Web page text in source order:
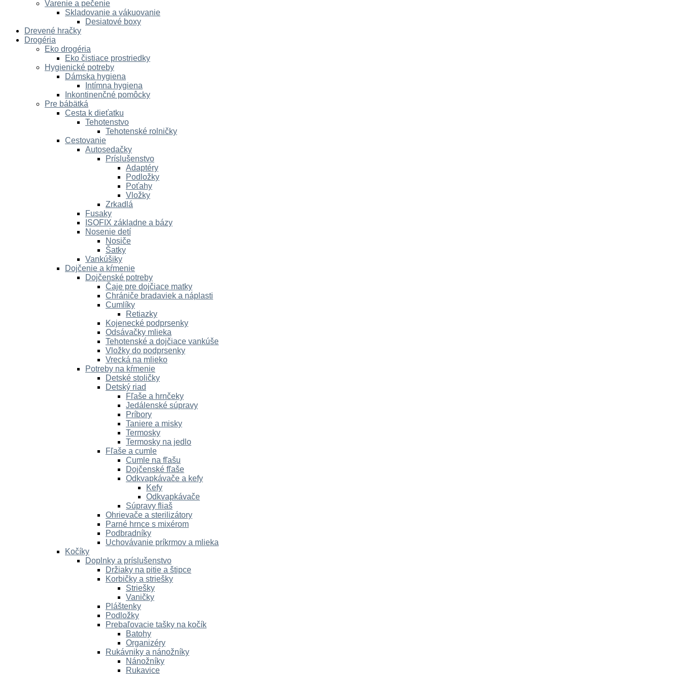
Varenie a pečenie
Skladovanie a vákuovanie
Desiatové boxy
Drevené hračky
Drogéria
Eko drogéria
Eko čistiace prostriedky
Hygienické potreby
Dámska hygiena
Intímna hygiena
Inkontinenčné pomôcky
Pre bábätká
Cesta k dieťatku
Tehotenstvo
Tehotenské rolničky
Cestovanie
Autosedačky
Príslušenstvo
Adaptéry
Podložky
Poťahy
Vložky
Zrkadlá
Fusaky
ISOFIX základne a bázy
Nosenie detí
Nosiče
Šatky
Vankúšiky
Dojčenie a kŕmenie
Dojčenské potreby
Čaje pre dojčiace matky
Chrániče bradaviek a náplasti
Cumlíky
Retiazky
Kojenecké podprsenky
Odsávačky mlieka
Tehotenské a dojčiace vankúše
Vložky do podprsenky
Vrecká na mlieko
Potreby na kŕmenie
Detské stoličky
Detský riad
Fľaše a hrnčeky
Jedálenské súpravy
Príbory
Taniere a misky
Termosky
Termosky na jedlo
Fľaše a cumle
Cumle na fľašu
Dojčenské fľaše
Odkvapkávače a kefy
Kefy
Odkvapkávače
Súpravy fliaš
Ohrievače a sterilizátory
Parné hrnce s mixérom
Podbradníky
Uchovávanie príkrmov a mlieka
Kočíky
Doplnky a príslušenstvo
Držiaky na pitie a štipce
Korbičky a striešky
Striešky
Vaničky
Pláštenky
Podložky
Prebaľovacie tašky na kočík
Batohy
Organizéry
Rukávniky a nánožníky
Nánožníky
Rukavice